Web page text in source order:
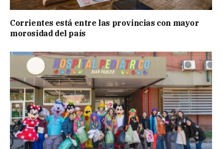
Corrientes está entre las provincias con mayor
morosidad del país